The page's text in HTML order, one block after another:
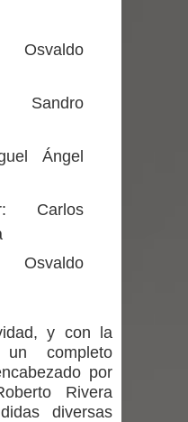
tras impulsar un
escolares
influenza hace que
críticas contra
por dejar fuera a
la cara”
Osvaldo
Sandro
Ángel
Carlos
Osvaldo
y con la
completo
por
Rivera
diversas